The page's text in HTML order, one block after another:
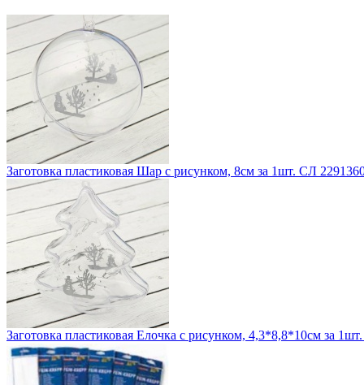
Заготовка пластиковая Шар с рисунком, 8см за 1шт. СЛ
Заготовка пластиковая Елочка с рисунком, 4,3*8,8*10см за